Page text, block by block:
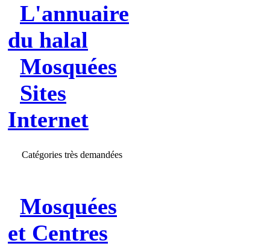
L'annuaire
du halal
Mosquées
Sites
Internet
Catégories très demandées
Mosquées
et Centres